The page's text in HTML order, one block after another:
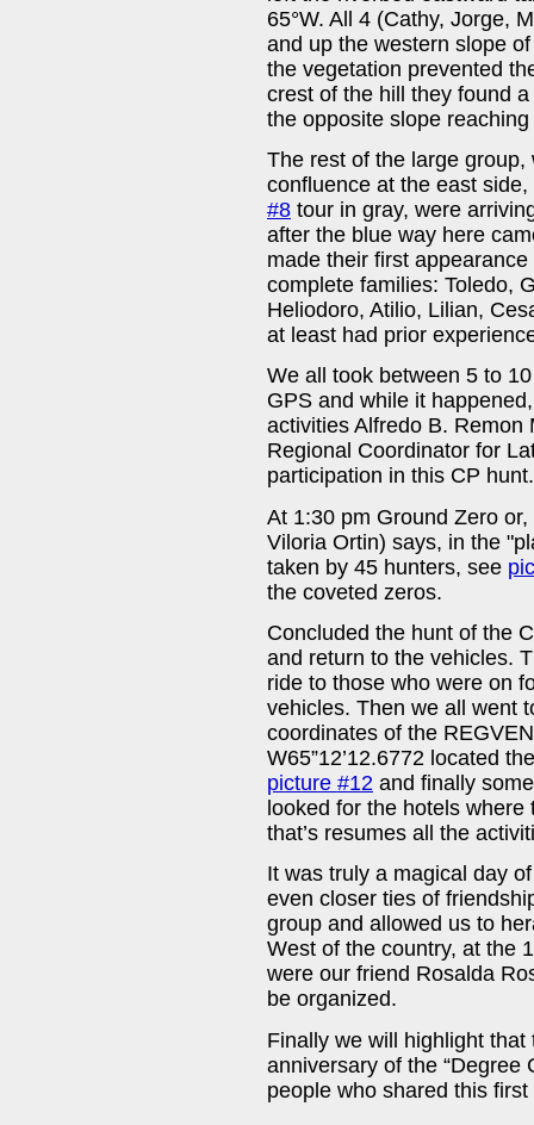
65°W. All 4 (Cathy, Jorge,
and up the western slope
the vegetation prevented
crest of the hill they found
the opposite slope
The rest of the large
confluence at the east
#8 tour in gray, were
after the blue way here
made their first
complete families: Toledo,
Heliodoro, Atilio, Lilian,
at least had prior
We all took between 5 to
GPS and while it
activities Alfredo B. Remon
Regional Coordinator for
participation in this CP
At 1:30 pm Ground Zero
Viloria Ortin) says, in the
taken by 45 hunters, see
the coveted zeros.
Concluded the hunt of the
and return to the vehicles.
ride to those who were on
vehicles. Then we all went
coordinates of the
W65”12’12.6772 located
picture #12 and finally
looked for the hotels
that’s resumes all the
It was truly a magical day
even closer ties of
group and allowed us to
West of the country, at the
were our friend Rosalda
be organized.
Finally we will highlight
anniversary of the “Degree
people who shared this